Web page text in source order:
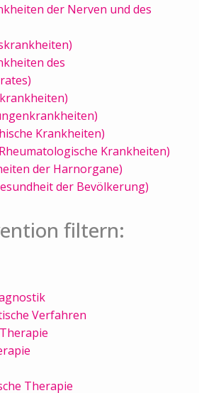
der Nerven und des
des
Krankheiten)
Krankheiten)
der Harnorgane)
der Bevölkerung)
filtern:
Verfahren
Therapie